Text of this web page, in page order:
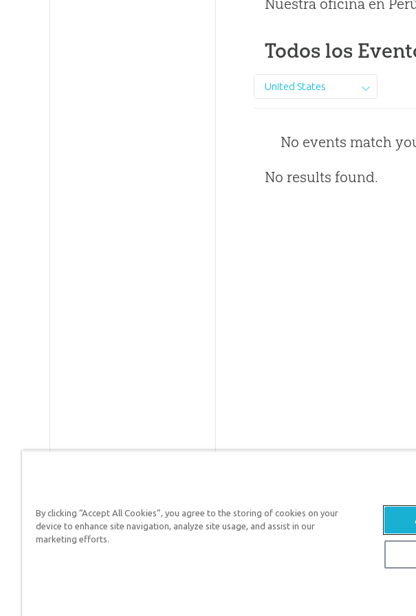
Nuestra oficina en
Todos los
United States
No events match
No results found.
Respuestas en Génesis es un ministerio de
defender su fe y proclamar el evangelio de Jesucristo.
By clicking “Accept All Cookies”, you agree to the storing of cookies on your
device to enhance site navigation, analyze site usage, and assist in our
marketing efforts.